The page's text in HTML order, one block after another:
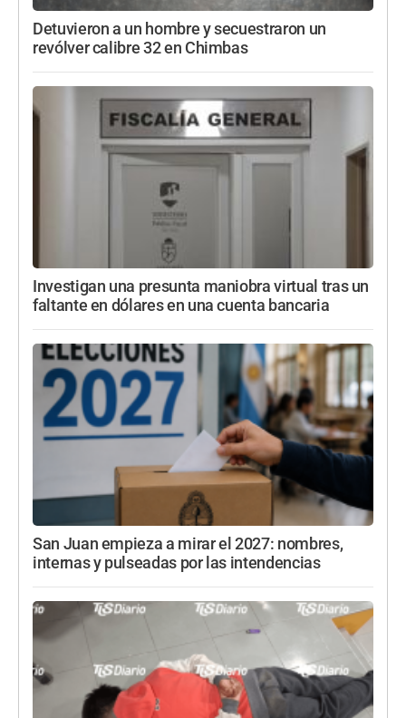
Detuvieron a un hombre y secuestraron un
revólver calibre 32 en Chimbas
Investigan una presunta maniobra virtual tras un
faltante en dólares en una cuenta bancaria
San Juan empieza a mirar el 2027: nombres,
internas y pulseadas por las intendencias